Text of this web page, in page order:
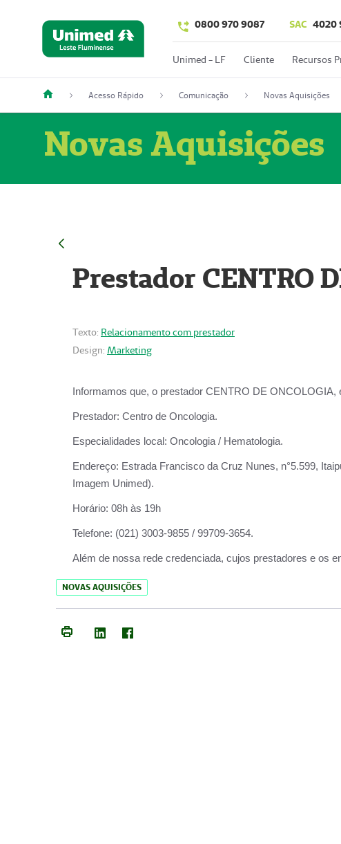
0800 970 9087 SAC 4020
Unimed - LF Cliente Recursos
Acesso Rápido Comunicação Novas Aquisições
Novas Aquisições
Prestador CENTRO
Texto: Relacionamento com prestador
Design: Marketing
Informamos que, o prestador CENTRO DE ONCOLOGIA,
Prestador: Centro de Oncologia.
Especialidades local: Oncologia / Hematologia.
Endereço: Estrada Francisco da Cruz Nunes, n°5.599,
Imagem Unimed).
Horário: 08h às 19h
Telefone: (021) 3003-9855 / 99709-3654.
Além de nossa rede credenciada, cujos prestadores e os
NOVAS AQUISIÇÕES